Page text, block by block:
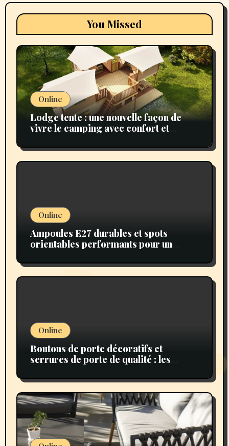
You Missed
Online
Lodge tente : une nouvelle façon de
vivre le camping avec confort et
Online
Ampoules E27 durables et spots
orientables performants pour un
Online
Boutons de porte décoratifs et
serrures de porte de qualité : les
élégant et sécurisé